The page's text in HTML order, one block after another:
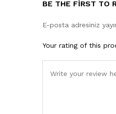
BE THE FIRST TO
E-posta adresiniz
Your rating of this